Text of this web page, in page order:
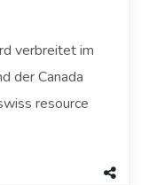
verbreitet im
der Canada
resource